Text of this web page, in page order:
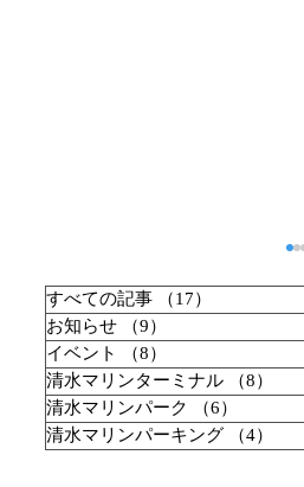
すべての記事 （17）
お知らせ
（9）
イベント
（8）
清水マリンターミナル
（8）
清水マリンパーク
（6）
清水マリンパーキング
（4）